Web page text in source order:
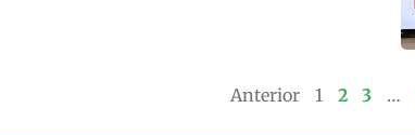
Anterior 1 2 3 …